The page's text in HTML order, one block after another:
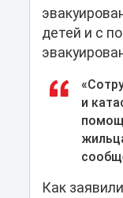
детей и с
и
Как